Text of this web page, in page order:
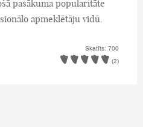
pasākuma popularitāte
apmeklētāju vidū.
Skatīts: 700
(2)